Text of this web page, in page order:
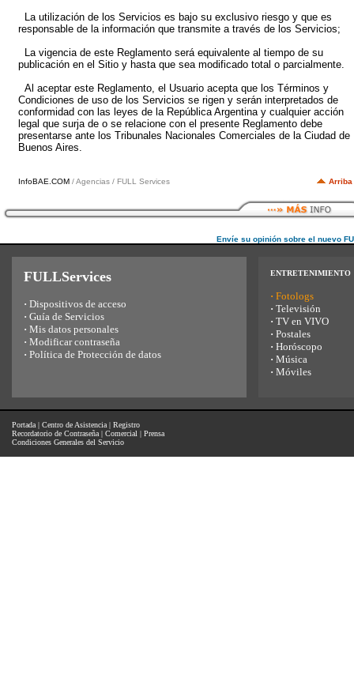
La utilización de los Servicios es bajo su exclusivo riesgo y que es
responsable de la información que transmite a través de los Servicios;
La vigencia de este Reglamento será equivalente al tiempo de su
publicación en el Sitio y hasta que sea modificado total o parcialmente.
Al aceptar este Reglamento, el Usuario acepta que los Términos y
Condiciones de uso de los Servicios se rigen y serán interpretados de
conformidad con las leyes de la República Argentina y cualquier acción
legal que surja de o se relacione con el presente Reglamento debe
presentarse ante los Tribunales Nacionales Comerciales de la Ciudad de
Buenos Aires.
InfoBAE.COM / Agencias / FULL Services Arriba
Envíe su opinión sobre el nuevo
FULLServices
· Dispositivos de acceso
· Guía de Servicios
· Mis datos personales
· Modificar contraseña
· Política de Protección de datos
ENTRETENIMIENTO
· Fotologs
· Televisión
· TV en VIVO
· Postales
· Horóscopo
· Música
· Móviles
Portada | Centro de Asistencia | Registro
Recordatorio de Contraseña | Comercial | Prensa
Condiciones Generales del Servicio